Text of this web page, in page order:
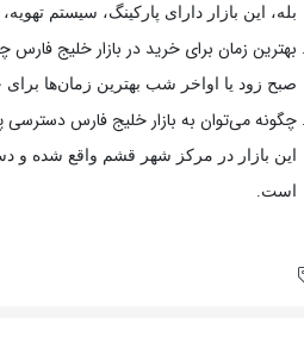
بله، این بازار دارای پارکینگ، سیستم
بهترین زمان برای خرید در بازار خلیج
صبح زود یا اواخر شب بهترین زمان‌ها
چگونه می‌توان به بازار خلیج فارس دسترسی
این بازار در مرکز شهر قشم واقع شده
است.